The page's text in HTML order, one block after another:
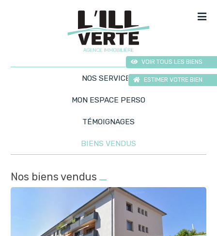
NOS SERVICES
MON ESPACE PERSO
TÉMOIGNAGES
BIENS VENDUS
Nos biens vendus
VOIR TOUS LES BIENS
ESTIMER VOTRE BIEN